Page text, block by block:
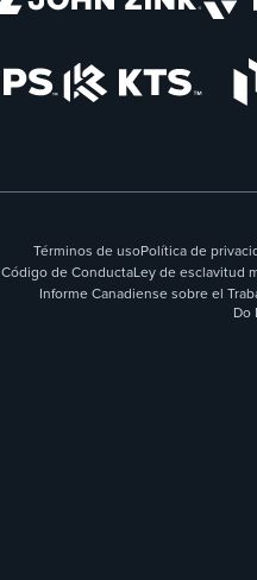
Términos de usoPolítica de
Código de ConductaLey de esclavitud
Informe Canadiense sobre el
Do